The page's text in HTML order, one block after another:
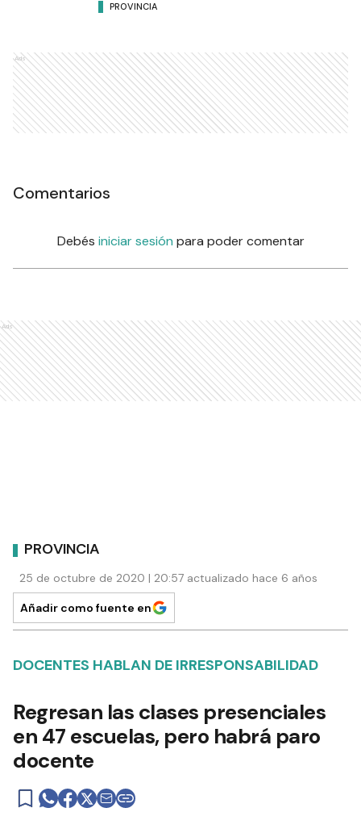
PROVINCIA
Ads
Comentarios
Debés iniciar sesión para poder comentar
Ads
PROVINCIA
25 de octubre de 2020 | 20:57 actualizado hace 6 años
Añadir como fuente en
DOCENTES HABLAN DE IRRESPONSABILIDAD
Regresan las clases presenciales
en 47 escuelas, pero habrá paro
docente